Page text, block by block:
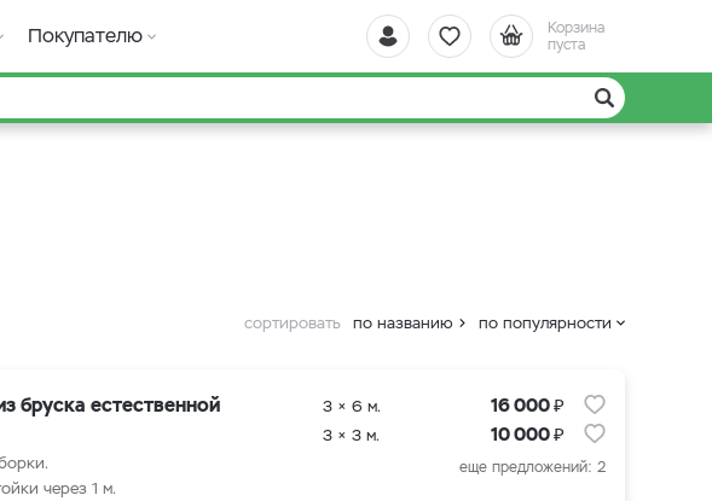
Корзина
пуста
Покупателю
сортировать по названию по популярности
бруска естественной
через 1 м.
3 × 6 м. 16 000₽
3 × 3 м. 10 000₽
еще предложений: 2